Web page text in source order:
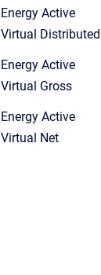
Energy Active
Virtual Distributed
Energy Active
Virtual Gross
Energy Active
Virtual Net